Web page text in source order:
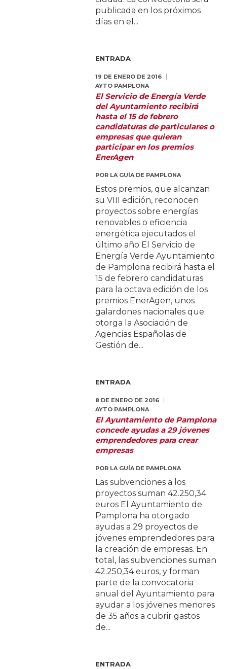
publicada en los próximos
días en el...
ENTRADA
19 DE ENERO DE 2016
AYTO PAMPLONA
El Servicio de Energía Verde
del Ayuntamiento recibirá
hasta el 15 de febrero
candidaturas de particulares o
empresas que quieran
participar en los premios
EnerAgen
POR LA GUÍA DE PAMPLONA
Estos premios, que alcanzan
su VIII edición, reconocen
proyectos sobre energías
renovables o eficiencia
energética ejecutados el
último año El Servicio de
Energía Verde Ayuntamiento
de Pamplona recibirá hasta el
15 de febrero candidaturas
para la octava edición de los
premios EnerAgen, unos
galardones nacionales que
otorga la Asociación de
Agencias Españolas de
Gestión de...
ENTRADA
8 DE ENERO DE 2016
AYTO PAMPLONA
El Ayuntamiento de Pamplona
concede ayudas a 29 jóvenes
emprendedores para crear
empresas
POR LA GUÍA DE PAMPLONA
Las subvenciones a los
proyectos suman 42.250,34
euros El Ayuntamiento de
Pamplona ha otorgado
ayudas a 29 proyectos de
jóvenes emprendedores para
la creación de empresas. En
total, las subvenciones suman
42.250,34 euros, y forman
parte de la convocatoria
anual del Ayuntamiento para
ayudar a los jóvenes menores
de 35 años a cubrir gastos
de...
ENTRADA